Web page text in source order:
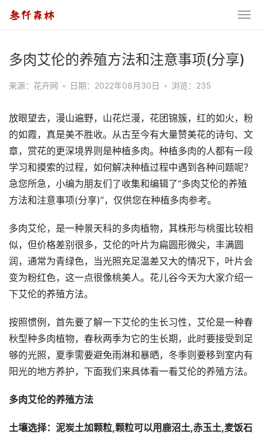
多肉艾伦的养殖方法和注意事项(分享)
来源：花卉网 • 日期：2022年08月30日 • 浏览：235
放眼望去，漫山遍野，山花烂漫，花团锦簇，红的如火，粉
的如霞，真是美不胜收。从古至今有大量赞美花的诗句、文
章，赏花的更深境界则是种植多肉。种植多肉的人都有一段
学习和摸索的过程，如何解决种植过程中遇到各种问题呢？
急您所急，小编为朋友们了收集和编辑了“多肉艾伦的养殖
方法和注意事项(分享)”，仅供您在种植多肉参考。
多肉艾伦，是一种景天科的多肉植物，其株形与桃蛋比较相
似，但价格差别很多，艾伦的叶片为扁圆形微尖，丰满圆
润，通常为青绿色，当光照充足温差又大的情况下，叶片会
变为粉红色，这一点很像桃美人。花儿谷今天为大家介绍一
下艾伦的养殖方法。
按照惯例，首先要了解一下艾伦的生长习性，艾伦是一种春
秋型种多肉植物，春秋两季为它的生长期，此时要接受到足
够的光照，夏季需要避免雨淋和暴晒，冬季则要移到室内有
阳光的地方养护，下面我们来具体看一看艾伦的养殖方法。
多肉艾伦的养殖方法
土壤选择：泥炭土加颗粒,颗粒可以用鹿沼土,赤玉土,麦饭石